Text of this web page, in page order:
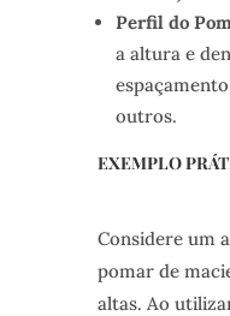
Perfil do
a altura e
outros.
EXEMPLO
Considere um
pomar de
altas. Ao